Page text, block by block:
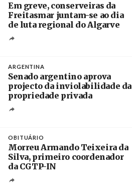
Em greve, conserveiras da
Freitasmar juntam-se ao dia
de luta regional do Algarve
ARGENTINA
Senado argentino aprova
projecto da inviolabilidade da
propriedade privada
OBITUÁRIO
Morreu Armando Teixeira da
Silva, primeiro coordenador
da CGTP-IN